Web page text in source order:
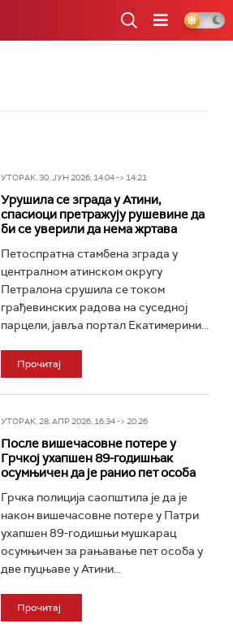
УТОРАК, 30. ЈУН 2026, 14:04 -> 14:21
Урушила се зграда у Атини,
спасиоци претражују рушевине да
би се уверили да нема жртава
Петоспратна стамбена зграда у
централном атинском округу
Петралона срушила се током
грађевинских радова на суседној
парцели, јавља портал Екатимерини...
Прочитај
УТОРАК, 28. АПР 2026, 16:34 -> 20:26
После вишечасовне потере у
Грчкој ухапшен 89-годишњак
осумњичен да је ранио пет особа
Грчка полиција саопштила је да је
након вишечасовне потере у Патри
ухапшен 89-годишњи мушкарац
осумњичен за рањавање пет особа у
две пуцњаве у Атини...
Прочитај